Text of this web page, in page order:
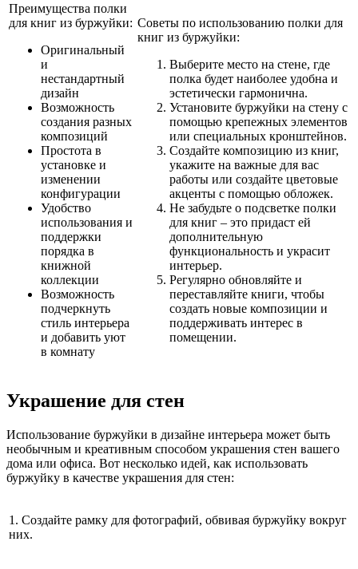
Преимущества полки
для книг из буржуйки:
Оригинальный
и
нестандартный
дизайн
Возможность
создания разных
композиций
Простота в
установке и
изменении
конфигурации
Удобство
использования и
поддержки
порядка в
книжной
коллекции
Возможность
подчеркнуть
стиль интерьера
и добавить уют
в комнату
Советы по использованию полки для
книг из буржуйки:
Выберите место на стене, где
полка будет наиболее удобна и
эстетически гармонична.
Установите буржуйки на стену с
помощью крепежных элементов
или специальных кронштейнов.
Создайте композицию из книг,
укажите на важные для вас
работы или создайте цветовые
акценты с помощью обложек.
Не забудьте о подсветке полки
для книг – это придаст ей
дополнительную
функциональность и украсит
интерьер.
Регулярно обновляйте и
переставляйте книги, чтобы
создать новые композиции и
поддерживать интерес в
помещении.
Украшение для стен
Использование буржуйки в дизайне интерьера может быть
необычным и креативным способом украшения стен вашего
дома или офиса. Вот несколько идей, как использовать
буржуйку в качестве украшения для стен:
1. Создайте рамку для фотографий, обвивая буржуйку вокруг
них.